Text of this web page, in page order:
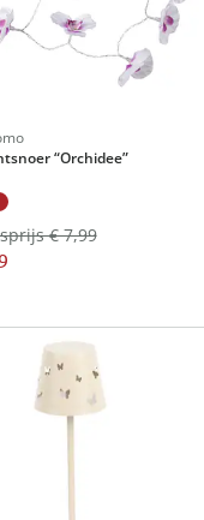
“Orchidee”
€ 7,99